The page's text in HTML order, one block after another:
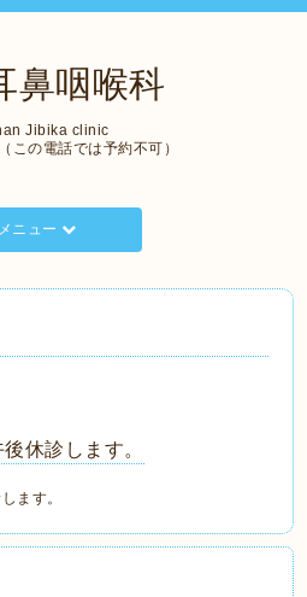
鼻咽喉科
Jibika clinic
の電話では予約不可）
メニュー
休診します。
ます。